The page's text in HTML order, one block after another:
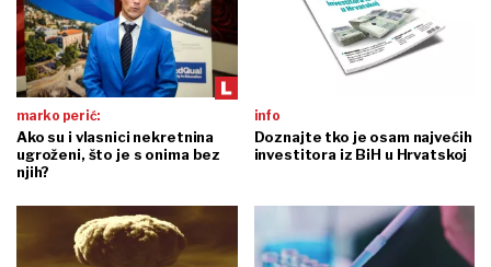
marko perić:
Ako su i vlasnici nekretnina
ugroženi, što je s onima bez
njih?
info
Doznajte tko je osam najvećih
investitora iz BiH u Hrvatskoj